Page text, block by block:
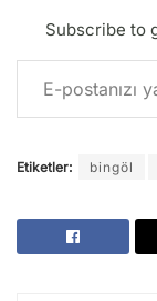
Subscribe to
E-postanızı yazın…
Etiketler: bingöl